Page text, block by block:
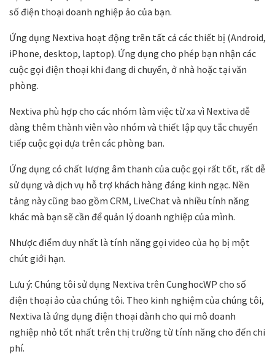
số điện thoại doanh nghiệp ảo của bạn.
Ứng dụng Nextiva hoạt động trên tất cả các thiết bị (Android,
iPhone, desktop, laptop). Ứng dụng cho phép bạn nhận các
cuộc gọi điện thoại khi đang di chuyển, ở nhà hoặc tại văn
phòng.
Nextiva phù hợp cho các nhóm làm việc từ xa vì Nextiva dễ
dàng thêm thành viên vào nhóm và thiết lập quy tắc chuyển
tiếp cuộc gọi dựa trên các phòng ban.
Ứng dụng có chất lượng âm thanh của cuộc gọi rất tốt, rất dễ
sử dụng và dịch vụ hỗ trợ khách hàng đáng kinh ngạc. Nền
tảng này cũng bao gồm CRM, LiveChat và nhiều tính năng
khác mà bạn sẽ cần để quản lý doanh nghiệp của mình.
Nhược điểm duy nhất là tính năng gọi video của họ bị một
chút giới hạn.
Lưu ý: Chúng tôi sử dụng Nextiva trên CunghocWP cho số
điện thoại ảo của chúng tôi. Theo kinh nghiệm của chúng tôi,
Nextiva là ứng dụng điện thoại dành cho qui mô doanh
nghiệp nhỏ tốt nhất trên thị trường từ tính năng cho đến chi
phí.